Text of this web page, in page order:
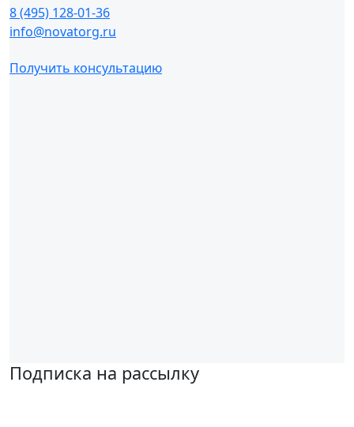
8 (495) 128-01-36
info@novatorg.ru
Получить консультацию
Подписка на рассылку